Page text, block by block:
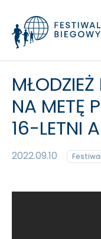
NA METĘ
16-LETNI
2022.09.10